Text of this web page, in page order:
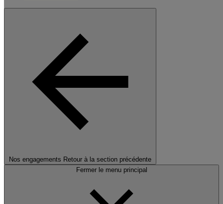
Nos engagements Retour à la section précédente
Fermer le menu principal